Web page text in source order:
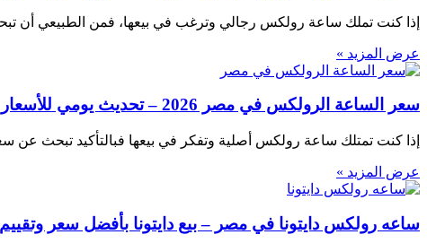
إذا كنت تملك ساعة رولكس رجالي وترغب في بيعها، فمن الطبيعي
عرض المزيد »
سعر الساعة الرولكس في مصر 2026 – تحديث يومي للأسعار
إذا كنت تمتلك ساعة رولكس أصلية وتفكر في بيعها فبالتأكيد تبحث عن
عرض المزيد »
ساعه رولكس دايتونا في مصر – بيع دايتونا بأفضل سعر